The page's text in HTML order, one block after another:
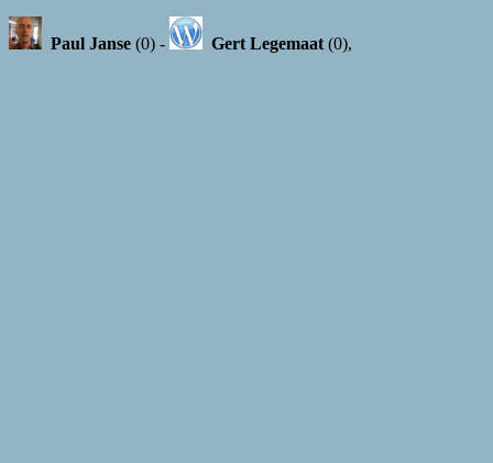
Paul Janse (0) - Gert Legemaat(0),